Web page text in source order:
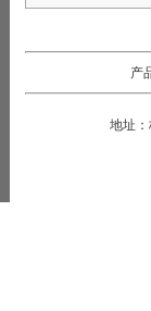
产
地址：